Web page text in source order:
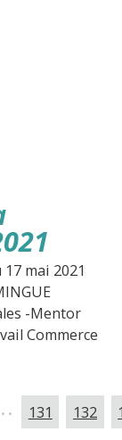
mai 2021
-Mentor
Commerce
131 132